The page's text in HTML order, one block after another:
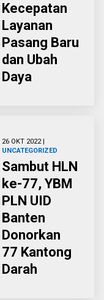
Kecepatan
Layanan
Pasang Baru
dan Ubah
Daya
26 OKT 2022 |
UNCATEGORIZED
Sambut HLN
ke-77, YBM
PLN UID
Banten
Donorkan
77 Kantong
Darah